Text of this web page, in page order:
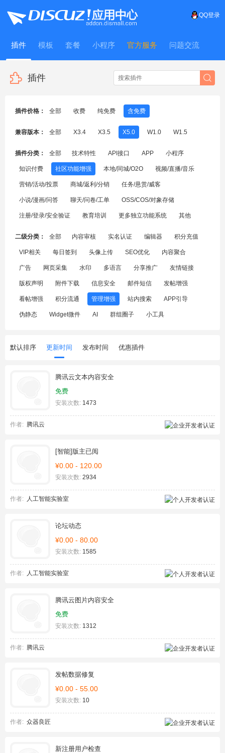
QQ登录
插件 模板 套餐 小程序 官方服务 问题交流
WitFrame
插件
插件价格： 全部 收费 纯免费 含免费
兼容版本： 全部 X3.4 X3.5 X5.0 W1.0 W1.5
插件分类： 全部 技术特性 API接口 APP 小程序
知识付费 社区功能增强 本地/同城/O2O 视频/直播/音乐
营销/活动/投票 商城/返利/分销 任务/悬赏/威客
小说/漫画/问答 聊天/问卷/工单 OSS/COS/对象存储
注册/登录/安全验证 教育培训 更多独立功能系统 其他
二级分类： 全部 内容审核 实名认证 编辑器 积分充值
VIP相关 每日签到 头像上传 SEO优化 内容聚合
广告 网页采集 水印 多语言 分享推广 友情链接
版权声明 附件下载 信息安全 邮件短信 发帖增强
看帖增强 积分流通 管理增强 站内搜索 APP引导
伪静态 Widget微件 AI 群组圈子 小工具
默认排序 更新时间 发布时间 优惠插件
腾讯云文本内容安全
免费
安装次数: 1473
作者: 腾讯云
[智能]版主已阅
¥0.00 - 120.00
安装次数: 2934
作者: 人工智能实验室
论坛动态
¥0.00 - 80.00
安装次数: 1585
作者: 人工智能实验室
腾讯云图片内容安全
免费
安装次数: 1312
作者: 腾讯云
发帖数据修复
¥0.00 - 55.00
安装次数: 10
作者: 众器良匠
新注册用户检查